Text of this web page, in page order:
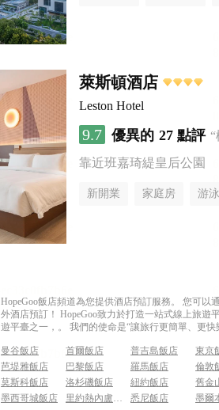
萊斯頓酒店
Leston Hotel
9.7 優異的 27 點評
靠近班嘉琦緹皇后公園
新開業 家庭房 游
HopeGoo飯店頻道為您提供酒店預訂服務。 您可
外酒店預訂！ HopeGoo致力於打造一站式線上旅
遊平臺之一，。 我們的使命是“讓旅行更簡單、更
曼谷飯店 首爾飯店 普吉島飯店
東京
芭堤雅飯店
巴黎飯店 羅馬飯店
倫敦
莫斯科飯店
洛杉磯飯店 紐約飯店
舊金
墨西哥城飯店
里約熱內盧飯店 悉尼飯店 墨爾